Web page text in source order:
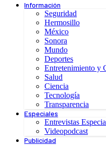
Información
Seguridad
Hermosillo
México
Sonora
Mundo
Deportes
Entretenimiento y
Salud
Ciencia
Tecnología
Transparencia
Especiales
Entrevistas
Videopodcast
Publicidad